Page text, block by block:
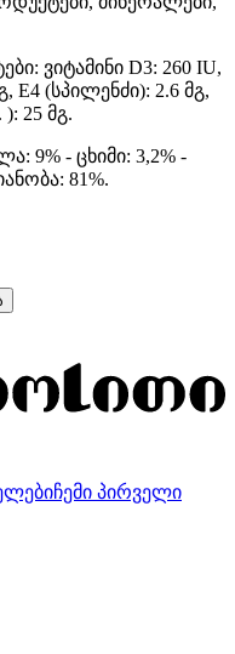
ვიტამინი D3: 260 IU,
E4 (სპილენძი): 2.6 მგ,
25 მგ.
9% - ცხიმი: 3,2% -
81%.
ჩემი პირველი